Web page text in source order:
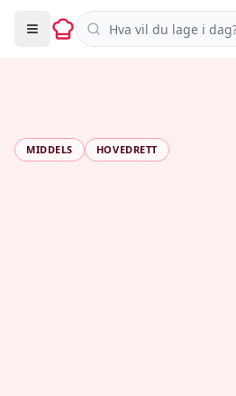
Søk i oppskrifter
MIDDELS HOVEDRETT